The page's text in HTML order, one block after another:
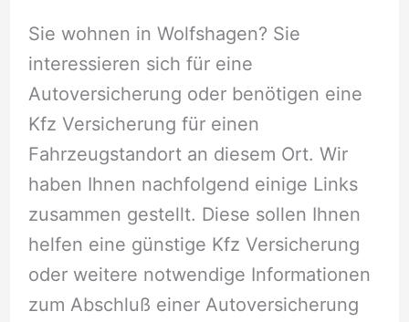
Sie wohnen in Wolfshagen? Sie
interessieren sich für eine
Autoversicherung oder benötigen eine
Kfz Versicherung für einen
Fahrzeugstandort an diesem Ort. Wir
haben Ihnen nachfolgend einige Links
zusammen gestellt. Diese sollen Ihnen
helfen eine günstige Kfz Versicherung
oder weitere notwendige Informationen
zum Abschluß einer Autoversicherung